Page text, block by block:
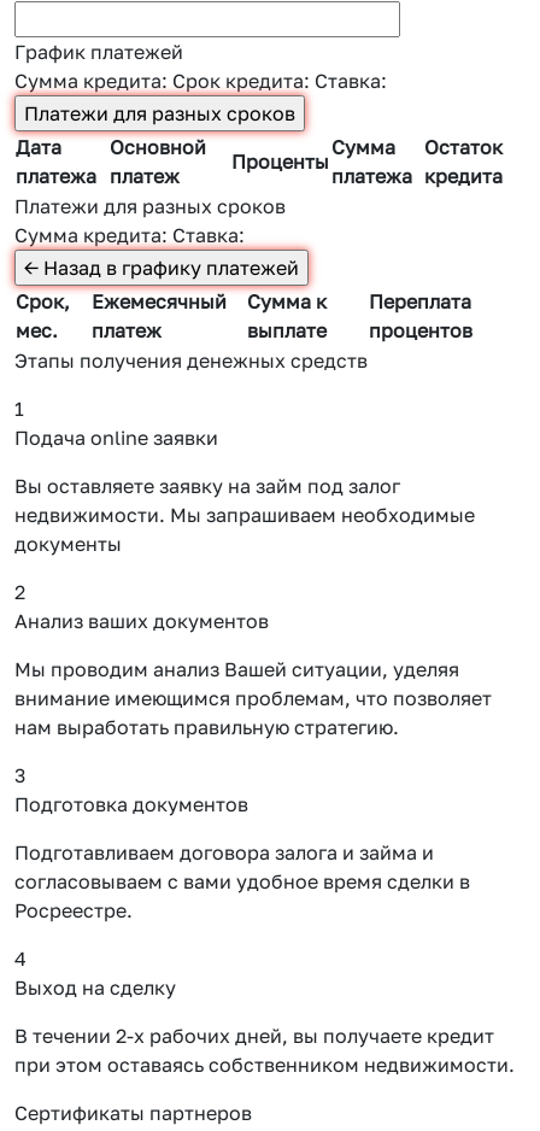
График платежей
Сумма кредита: Срок кредита: Ставка:
Дата
платежа
Основной
платеж
Проценты
Сумма
платежа
Остаток
кредита
Платежи для разных сроков
Сумма кредита: Ставка:
Срок,
мес.
Ежемесячный
платеж
Сумма к
выплате
Переплата
процентов
Этапы получения денежных средств
1
Подача online заявки
Вы оставляете заявку на займ под залог
недвижимости. Мы запрашиваем необходимые
документы
2
Анализ ваших документов
Мы проводим анализ Вашей ситуации, уделяя
внимание имеющимся проблемам, что позволяет
нам выработать правильную стратегию.
3
Подготовка документов
Подготавливаем договора залога и займа и
согласовываем с вами удобное время сделки в
Росреестре.
4
Выход на сделку
В течении 2-х рабочих дней, вы получаете кредит
при этом оставаясь собственником недвижимости.
Сертификаты партнеров